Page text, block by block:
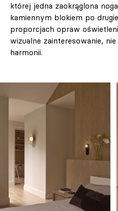
której jedna zaokrąglona
kamiennym blokiem po
proporcjach opraw
wizualne zainteresowanie,
harmonii.